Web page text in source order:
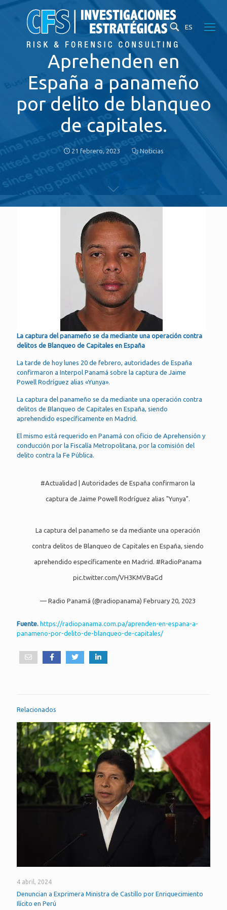
ES
Aprehenden en
España a panameño
por delito de blanqueo
de capitales.
21 febrero, 2023 Noticias
La captura del panameño se da mediante una operación contra
delitos de Blanqueo de Capitales en España
La tarde de hoy lunes 20 de febrero, autoridades de España
confirmaron a Interpol Panamá sobre la captura de Jaime
Powell Rodríguez alias «Yunya».
La captura del panameño se da mediante una operación contra
delitos de Blanqueo de Capitales en España, siendo
aprehendido específicamente en Madrid.
El mismo está requerido en Panamá con oficio de Aprehensión y
conducción por la Fiscalía Metropolitana, por la comisión del
delito contra la Fe Pública.
#Actualidad | Autoridades de España confirmaron la
captura de Jaime Powell Rodríguez alias "Yunya".
La captura del panameño se da mediante una operación
contra delitos de Blanqueo de Capitales en España, siendo
aprehendido específicamente en Madrid.#RadioPanama
pic.twitter.com/VH3KMVBaGd
— Radio Panamá (@radiopanama)February 20, 2023
Fuente. https://radiopanama.com.pa/aprenden-en-espana-a-
panameno-por-delito-de-blanqueo-de-capitales/
Relacionados
4 abril, 2024
Denuncian a Exprimera Ministra de Castillo por Enriquecimiento
Ilícito en Perú